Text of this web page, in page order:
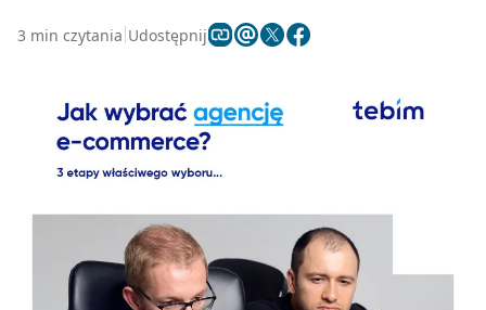
3 min czytania Udostępnij